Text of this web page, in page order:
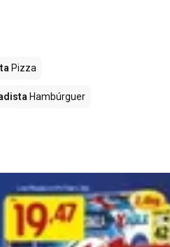
Pizza
Hambúrguer